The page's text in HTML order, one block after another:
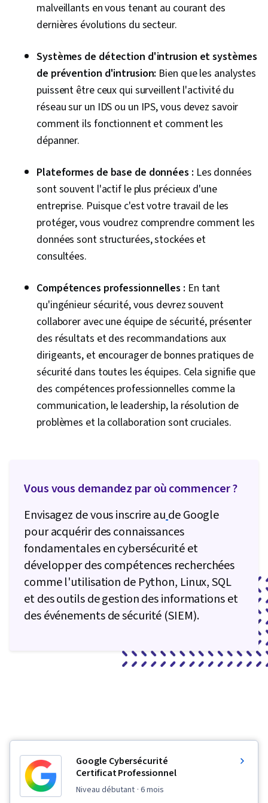
malveillants en vous tenant au courant des
dernières évolutions du secteur.
Systèmes de détection d'intrusion et systèmes
de prévention d'intrusion: Bien que les analystes
puissent être ceux qui surveillent l'activité du
réseau sur un IDS ou un IPS, vous devez savoir
comment ils fonctionnent et comment les
dépanner.
Plateformes de base de données : Les données
sont souvent l'actif le plus précieux d'une
entreprise. Puisque c'est votre travail de les
protéger, vous voudrez comprendre comment les
données sont structurées, stockées et
consultées.
Compétences professionnelles : En tant
qu'ingénieur sécurité, vous devrez souvent
collaborer avec une équipe de sécurité, présenter
des résultats et des recommandations aux
dirigeants, et encourager de bonnes pratiques de
sécurité dans toutes les équipes. Cela signifie que
des compétences professionnelles comme la
communication, le leadership, la résolution de
problèmes et la collaboration sont cruciales.
Vous vous demandez par où commencer ?
Envisagez de vous inscrire aude Google
pour acquérir des connaissances
fondamentales en cybersécurité et
développer des compétences recherchées
comme l'utilisation de Python, Linux, SQL
et des outils de gestion des informations et
des événements de sécurité (SIEM).
Google Cybersécurité
Certificat Professionnel
niveau débutant · 6 mois